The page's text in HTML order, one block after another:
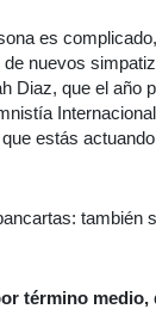
es
nuevos
Diaz, que el año
estás
también
término medio,